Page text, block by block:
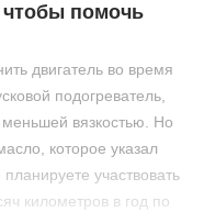
чтобы помочь
двигатель во время
подогреватель,
вязкостью. Но
которое указал
участвовать
километров в год по